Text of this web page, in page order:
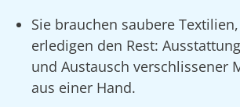
Sie brauchen saubere
erledigen den Rest:
und Austausch verschlissener
aus einer Hand.